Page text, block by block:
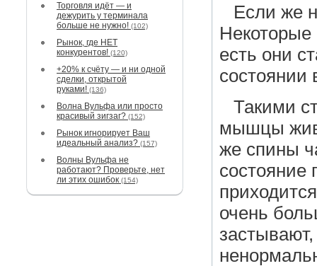
Торговля идёт — и
дежурить у терминала
больше не нужно! (102)
Рынок, где НЕТ
конкурентов! (120)
+20% к счёту — и ни одной
сделки, открытой
руками! (136)
Волна Вульфа или просто
красивый зигзаг? (152)
Рынок игнорирует Ваш
идеальный анализ? (157)
Волны Вульфа не
работают? Проверьте, нет
ли этих ошибок (154)
Если же
Некоторые
есть они
состоянии
Такими
мышцы
же спины
состояние
очень